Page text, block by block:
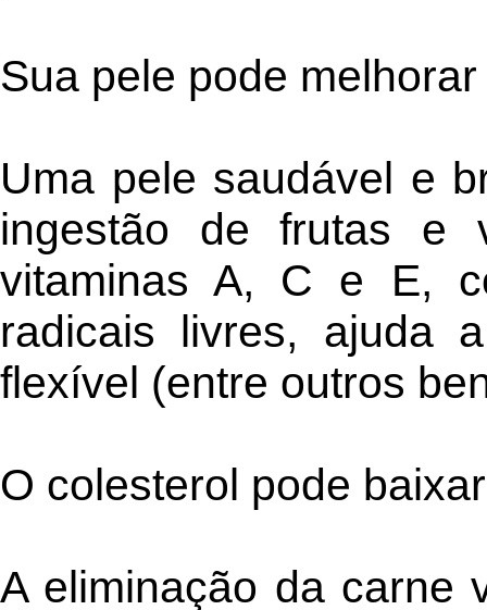
Sua pele pode melhorar
Uma pele saudável e
ingestão de frutas e
vitaminas A, C e E,
radicais livres, ajuda
flexível (entre outros
O colesterol pode baixar
A eliminação da carne